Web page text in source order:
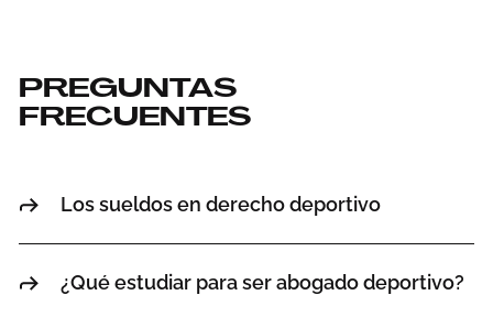
PREGUNTAS
FRECUENTES
Los sueldos en derecho deportivo
¿Qué estudiar para ser abogado deportivo?